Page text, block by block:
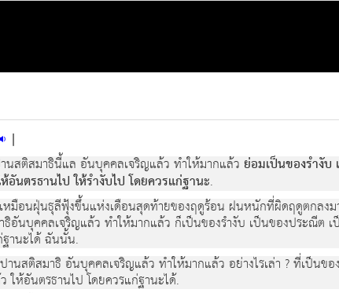
|
นสติสมาธินี้แล อันบุคคลเจริญแล้ว ทำให้มากแล้วย่อมเป็นของรำงั
นตรธานไป ให้รำงับไป โดยควรแก่ฐานะ.
มือนฝุ่นธุลีฟุ้งขึ้นแห่งเดือนสุดท้ายของฤดูร้อน ฝนหนักที่ผิดฤดูตกลง
อันบุคคลเจริญแล้ว ทำให้มากแล้ว ก็เป็นของรำงับ เป็นของประณีต
านะได้ ฉันนั้น.
นสติสมาธิ อันบุคคลเจริญแล้ว ทำให้มากแล้ว อย่างไรเล่า ? ที่เป็น
ให้อันตรธานไป โดยควรแก่ฐานะได้.